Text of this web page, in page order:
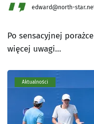
edward@north-
Po sensacyjnej
więcej uwagi…
Aktualności